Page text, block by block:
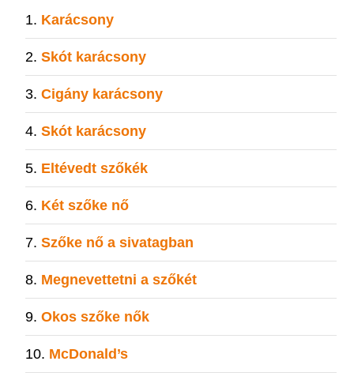
Karácsony
Skót karácsony
Cigány karácsony
Skót karácsony
Eltévedt szőkék
Két szőke nő
Szőke nő a sivatagban
Megnevettetni a szőkét
Okos szőke nők
McDonald’s